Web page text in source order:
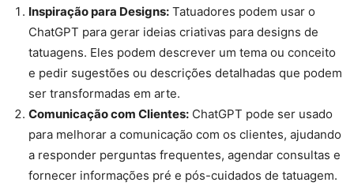
Inspiração para Designs: Tatuadores podem usar o
ChatGPT para gerar ideias criativas para designs de
tatuagens. Eles podem descrever um tema ou conceito
e pedir sugestões ou descrições detalhadas que podem
ser transformadas em arte.
Comunicação com Clientes: ChatGPT pode ser usado
para melhorar a comunicação com os clientes, ajudando
a responder perguntas frequentes, agendar consultas e
fornecer informações pré e pós-cuidados de tatuagem.